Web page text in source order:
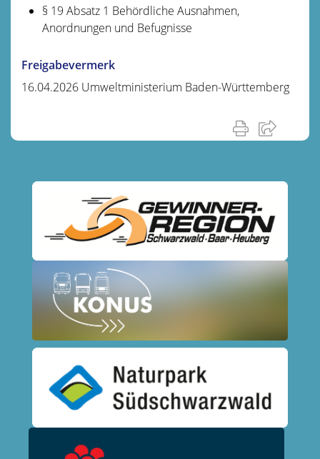
§ 19 Absatz 1 Behördliche Ausnahmen,
Anordnungen und Befugnisse
Freigabevermerk
16.04.2026 Umweltministerium Baden-Württemberg